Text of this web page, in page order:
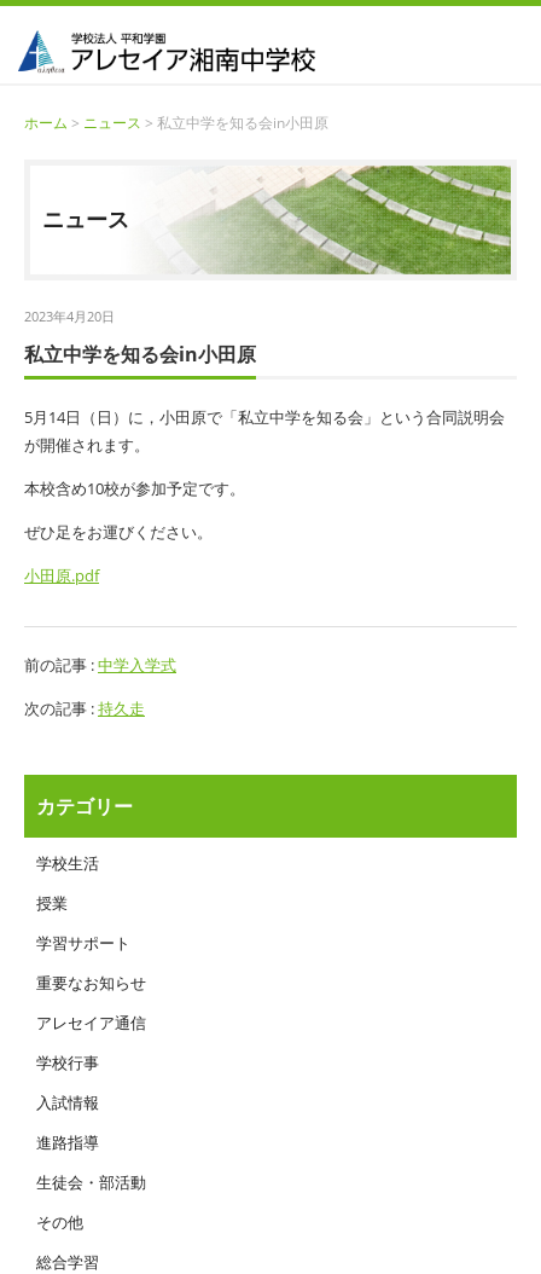
ホーム > ニュース > 私立中学を知る会in小田原
ニュース
2023年4月20日
私立中学を知る会in小田原
5月14日（日）に，小田原で「私立中学を知る会」という合同説明会
が開催されます。
本校含め10校が参加予定です。
ぜひ足をお運びください。
小田原.pdf
前の記事 :中学入学式
次の記事 :持久走
カテゴリー
学校生活
授業
学習サポート
重要なお知らせ
アレセイア通信
学校行事
入試情報
進路指導
生徒会・部活動
その他
総合学習